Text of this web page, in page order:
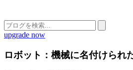
upgrade now
ロボット：機械に名付けられ